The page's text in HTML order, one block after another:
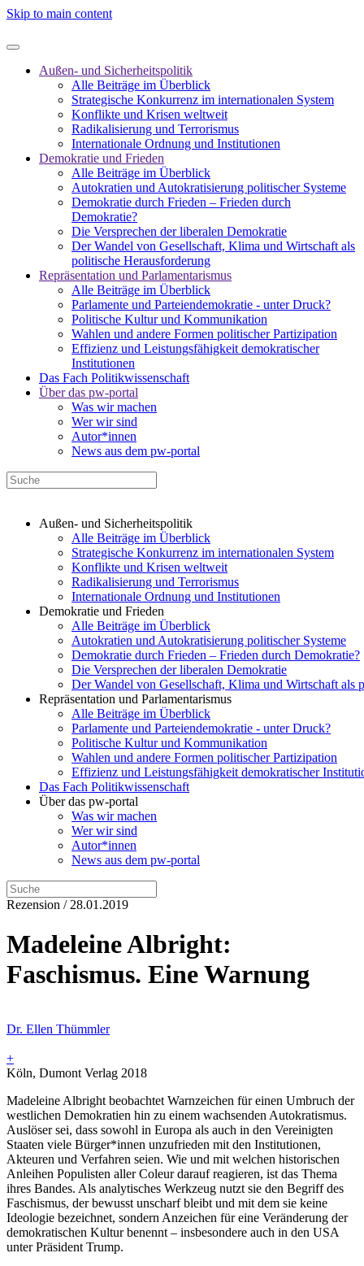
Skip to main content
Außen- und Sicherheitspolitik
Alle Beiträge im Überblick
Strategische Konkurrenz im internationalen System
Konflikte und Krisen weltweit
Radikalisierung und Terrorismus
Internationale Ordnung und Institutionen
Demokratie und Frieden
Alle Beiträge im Überblick
Autokratien und Autokratisierung politischer Systeme
Demokratie durch Frieden – Frieden durch
Demokratie?
Die Versprechen der liberalen Demokratie
Der Wandel von Gesellschaft, Klima und Wirtschaft als
politische Herausforderung
Repräsentation und Parlamentarismus
Alle Beiträge im Überblick
Parlamente und Parteiendemokratie - unter Druck?
Politische Kultur und Kommunikation
Wahlen und andere Formen politischer Partizipation
Effizienz und Leistungsfähigkeit demokratischer
Institutionen
Das Fach Politikwissenschaft
Über das pw-portal
Was wir machen
Wer wir sind
Autor*innen
News aus dem pw-portal
Außen- und Sicherheitspolitik
Alle Beiträge im Überblick
Strategische Konkurrenz im internationalen System
Konflikte und Krisen weltweit
Radikalisierung und Terrorismus
Internationale Ordnung und Institutionen
Demokratie und Frieden
Alle Beiträge im Überblick
Autokratien und Autokratisierung politischer Systeme
Demokratie durch Frieden – Frieden durch Demokratie?
Die Versprechen der liberalen Demokratie
Der Wandel von Gesellschaft, Klima und Wirtschaft als
Repräsentation und Parlamentarismus
Alle Beiträge im Überblick
Parlamente und Parteiendemokratie - unter Druck?
Politische Kultur und Kommunikation
Wahlen und andere Formen politischer Partizipation
Effizienz und Leistungsfähigkeit demokratischer
Das Fach Politikwissenschaft
Über das pw-portal
Was wir machen
Wer wir sind
Autor*innen
News aus dem pw-portal
Rezension / 28.01.2019
Madeleine Albright:
Faschismus. Eine Warnung
Dr. Ellen Thümmler
+
Köln, Dumont Verlag 2018
Madeleine Albright beobachtet Warnzeichen für einen Umbruch der
westlichen Demokratien hin zu einem wachsenden Autokratismus.
Auslöser sei, dass sowohl in Europa als auch in den Vereinigten
Staaten viele Bürger*innen unzufrieden mit den Institutionen,
Akteuren und Verfahren seien. Wie und mit welchen historischen
Anleihen Populisten aller Coleur darauf reagieren, ist das Thema
ihres Bandes. Als analytisches Werkzeug nutzt sie den Begriff des
Faschismus, der bewusst unscharf bleibt und mit dem sie keine
Ideologie bezeichnet, sondern Anzeichen für eine Veränderung der
demokratischen Kultur benennt – insbesondere auch in den USA
unter Präsident Trump.